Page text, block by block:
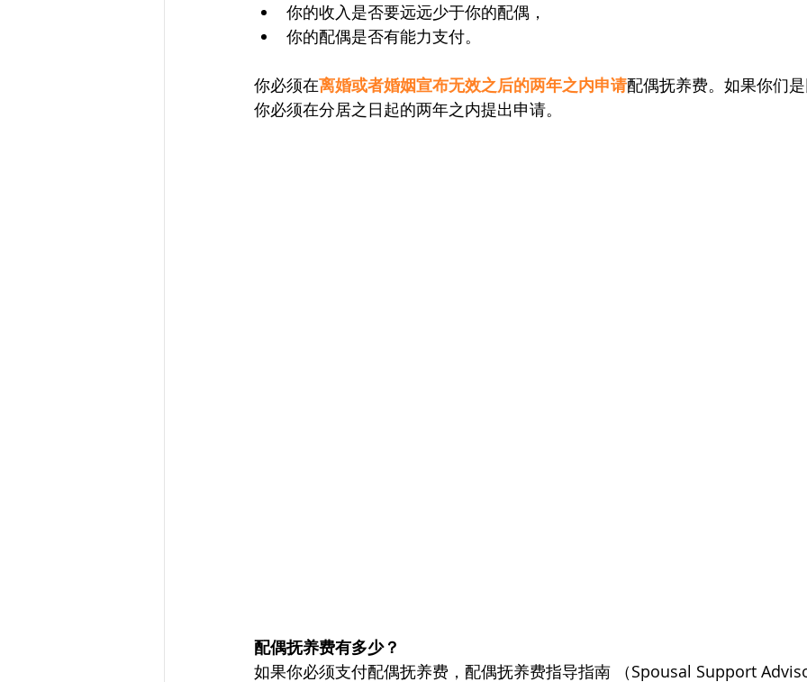
你的收入是否要远远少于你的配偶，
你的配偶是否有能力支付。
你必须在离婚或者婚姻宣布无效之后的两年之内申请配偶抚养费。如果你们
你必须在分居之日起的两年之内提出申请。
配偶抚养费有多少？
如果你必须支付配偶抚养费，配偶抚养费指导指南 （Spousal Support